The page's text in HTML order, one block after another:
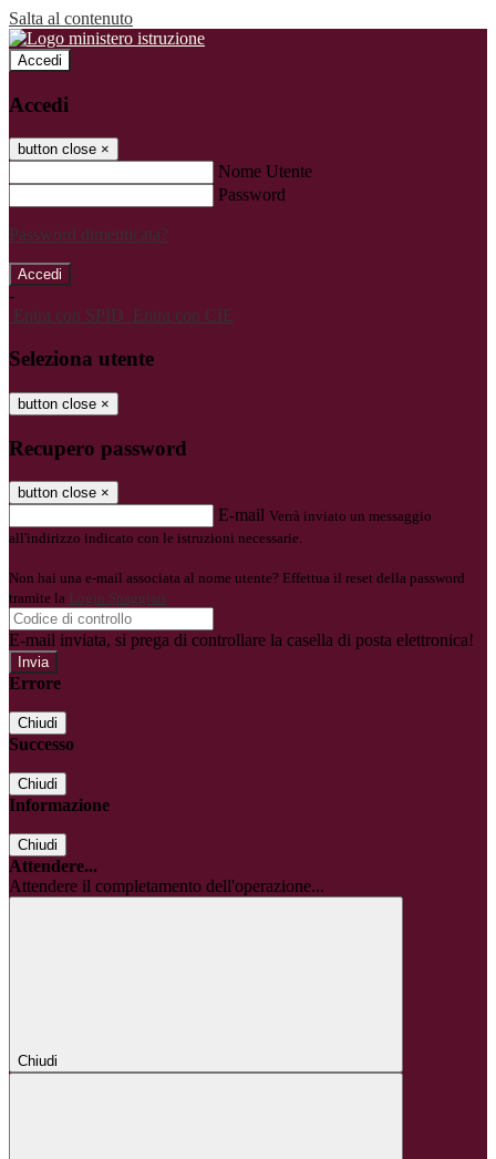
Salta al contenuto
Accedi
Accedi
button close ×
Nome Utente
Password
Password dimenticata?
-
Entra con SPID Entra con CIE
Seleziona utente
button close ×
Recupero password
button close ×
E-mail Verrà inviato un messaggio
all'indirizzo indicato con le istruzioni necessarie.
Non hai una e-mail associata al nome utente? Effettua il reset della password
tramite la Login Spaggiari
E-mail inviata, si prega di controllare la casella di posta elettronica!
Errore
Chiudi
Successo
Chiudi
Informazione
Chiudi
Attendere...
Attendere il completamento dell'operazione...
Chiudi